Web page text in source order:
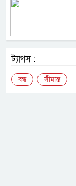
ট্যাগস :
বন্ধ সীমান্ত